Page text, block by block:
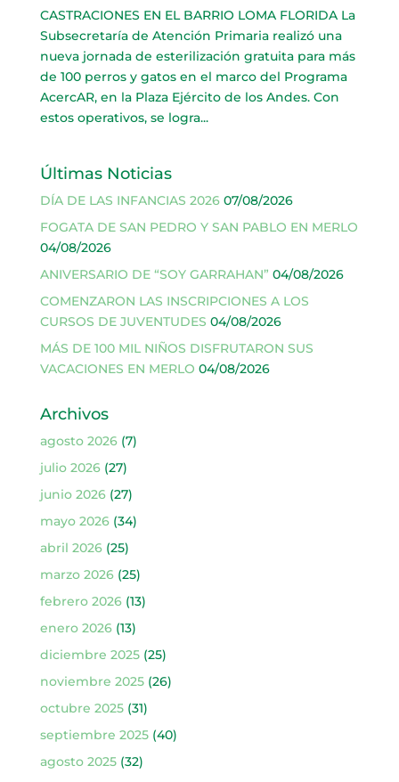
CASTRACIONES EN EL BARRIO LOMA FLORIDA La
Subsecretaría de Atención Primaria realizó una
nueva jornada de esterilización gratuita para más
de 100 perros y gatos en el marco del Programa
AcercAR, en la Plaza Ejército de los Andes. Con
estos operativos, se logra...
Últimas Noticias
DÍA DE LAS INFANCIAS 2026 07/08/2026
FOGATA DE SAN PEDRO Y SAN PABLO EN MERLO
04/08/2026
ANIVERSARIO DE “SOY GARRAHAN” 04/08/2026
COMENZARON LAS INSCRIPCIONES A LOS
CURSOS DE JUVENTUDES 04/08/2026
MÁS DE 100 MIL NIÑOS DISFRUTARON SUS
VACACIONES EN MERLO 04/08/2026
Archivos
agosto 2026(7)
julio 2026(27)
junio 2026(27)
mayo 2026(34)
abril 2026(25)
marzo 2026(25)
febrero 2026(13)
enero 2026(13)
diciembre 2025(25)
noviembre 2025(26)
octubre 2025(31)
septiembre 2025(40)
agosto 2025(32)